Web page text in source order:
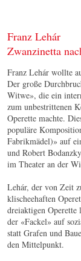
Franz Lehár
Zwanzinetta
Franz Lehár wollte
Der große
Witwe», die ein
zum unbestrittenen
Operette machte.
populäre
Fabrikmädel)» auf
und Robert
im Theater an der
Lehár, der von Zeit
klischeehaften
dreiaktigen
der «Fackel» auf
statt Grafen und
den Mittelpunkt.